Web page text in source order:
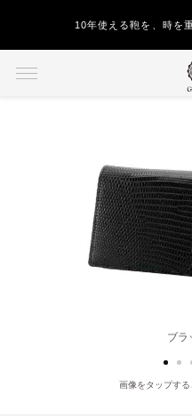
10年使える鞄を、時を
ブラ
ブラ
画像をタップする